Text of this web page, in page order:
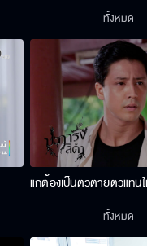
แกต้องเป็นตัวตายตัวแทน
ทั้งหมด
ทั้งหมด